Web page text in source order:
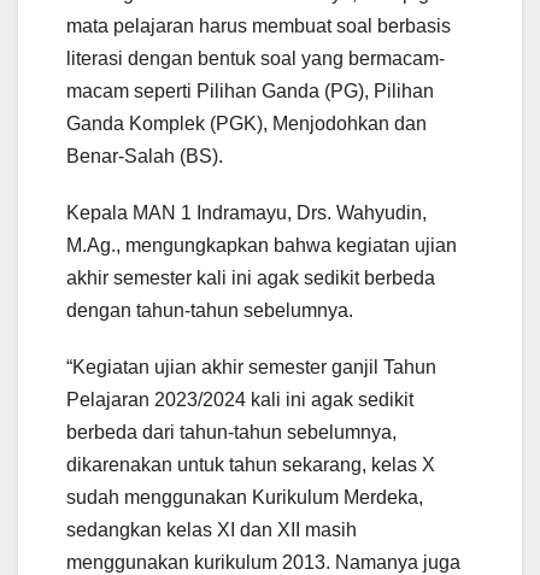
mata pelajaran harus membuat soal berbasis
literasi dengan bentuk soal yang bermacam-
macam seperti Pilihan Ganda (PG), Pilihan
Ganda Komplek (PGK), Menjodohkan dan
Benar-Salah (BS).
Kepala MAN 1 Indramayu, Drs. Wahyudin,
M.Ag., mengungkapkan bahwa kegiatan ujian
akhir semester kali ini agak sedikit berbeda
dengan tahun-tahun sebelumnya.
“Kegiatan ujian akhir semester ganjil Tahun
Pelajaran 2023/2024 kali ini agak sedikit
berbeda dari tahun-tahun sebelumnya,
dikarenakan untuk tahun sekarang, kelas X
sudah menggunakan Kurikulum Merdeka,
sedangkan kelas XI dan XII masih
menggunakan kurikulum 2013. Namanya juga